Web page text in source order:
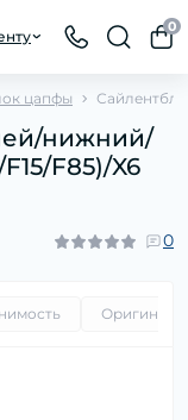
0
цапфы
нижний/
F85)/X6
0